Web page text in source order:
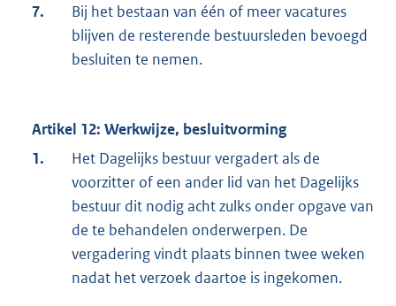
7.
Bij het bestaan van één of meer vacatures
blijven de resterende bestuursleden bevoegd
besluiten te nemen.
Artikel 12: Werkwijze, besluitvorming
1.
Het Dagelijks bestuur vergadert als de
voorzitter of een ander lid van het Dagelijks
bestuur dit nodig acht zulks onder opgave van
de te behandelen onderwerpen. De
vergadering vindt plaats binnen twee weken
nadat het verzoek daartoe is ingekomen.